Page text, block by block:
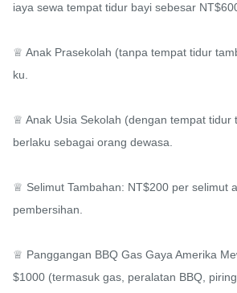
iaya sewa tempat tidur bayi sebesar
♕ Anak Prasekolah (tanpa tempat tidur
ku.
♕ Anak Usia Sekolah (dengan tempat tidur
berlaku sebagai orang dewasa.
♕ Selimut Tambahan: NT$200 per selimut
pembersihan.
♕ Panggangan BBQ Gas Gaya Amerika
$1000 (termasuk gas, peralatan BBQ,